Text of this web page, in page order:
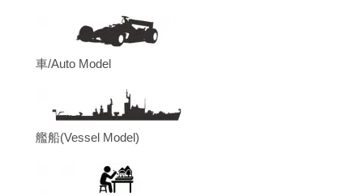
車/Auto Model
艦船(Vessel Model)